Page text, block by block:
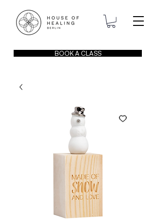
BOOK A CLASS